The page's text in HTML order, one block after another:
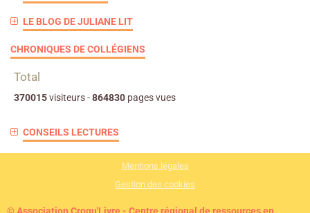
LE BLOG DE JULIANE LIT
CHRONIQUES DE COLLÉGIENS
Total
370015visiteurs -864830 pages vues
CONSEILS LECTURES
Mentions légales
Gestion des cookies